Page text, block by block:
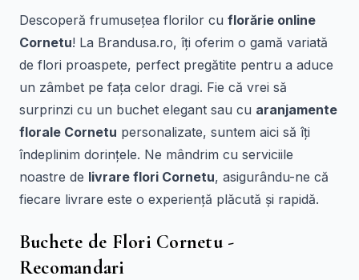
Descoperă frumusețea florilor cu florărie online
Cornetu! La Brandusa.ro, îți oferim o gamă variată
de flori proaspete, perfect pregătite pentru a aduce
un zâmbet pe fața celor dragi. Fie că vrei să
surprinzi cu un buchet elegant sau cu aranjamente
florale Cornetu personalizate, suntem aici să îți
îndeplinim dorințele. Ne mândrim cu serviciile
noastre de livrare flori Cornetu, asigurându-ne că
fiecare livrare este o experiență plăcută și rapidă.
Buchete de Flori Cornetu -
Recomandari